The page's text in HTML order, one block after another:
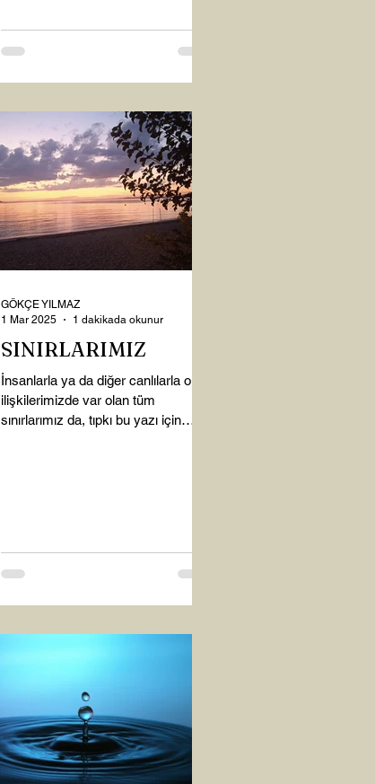
SINIRLARIMIZ
İnsanlarla ya da diğer canlılarla olan
ilişkilerimizde var olan tüm
sınırlarımız da, tıpkı bu yazı için
GÖKÇE YILMAZ
1 Mar 2025
1 dakikada okunur